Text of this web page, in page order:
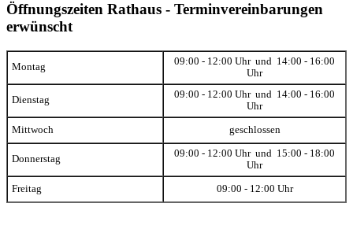
Öffnungszeiten Rathaus - Terminvereinbarungen
erwünscht
Montag
09:00 - 12:00 Uhr und 14:00 - 16:00
Uhr
Dienstag
09:00 - 12:00 Uhr und 14:00 - 16:00
Uhr
Mittwoch geschlossen
Donnerstag
09:00 - 12:00 Uhr und 15:00 - 18:00
Uhr
Freitag 09:00 - 12:00 Uhr